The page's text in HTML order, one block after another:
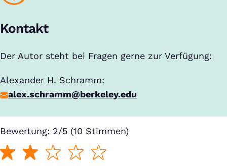
Kontakt
Der Autor steht bei Fragen gerne zur Verfügung:
Alexander H. Schramm:
alex.schramm@berkeley.edu
Bewertung: 2/5 (10 Stimmen)